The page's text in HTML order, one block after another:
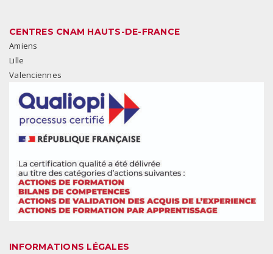
CENTRES CNAM HAUTS-DE-FRANCE
Amiens
Lille
Valenciennes
INFORMATIONS LÉGALES